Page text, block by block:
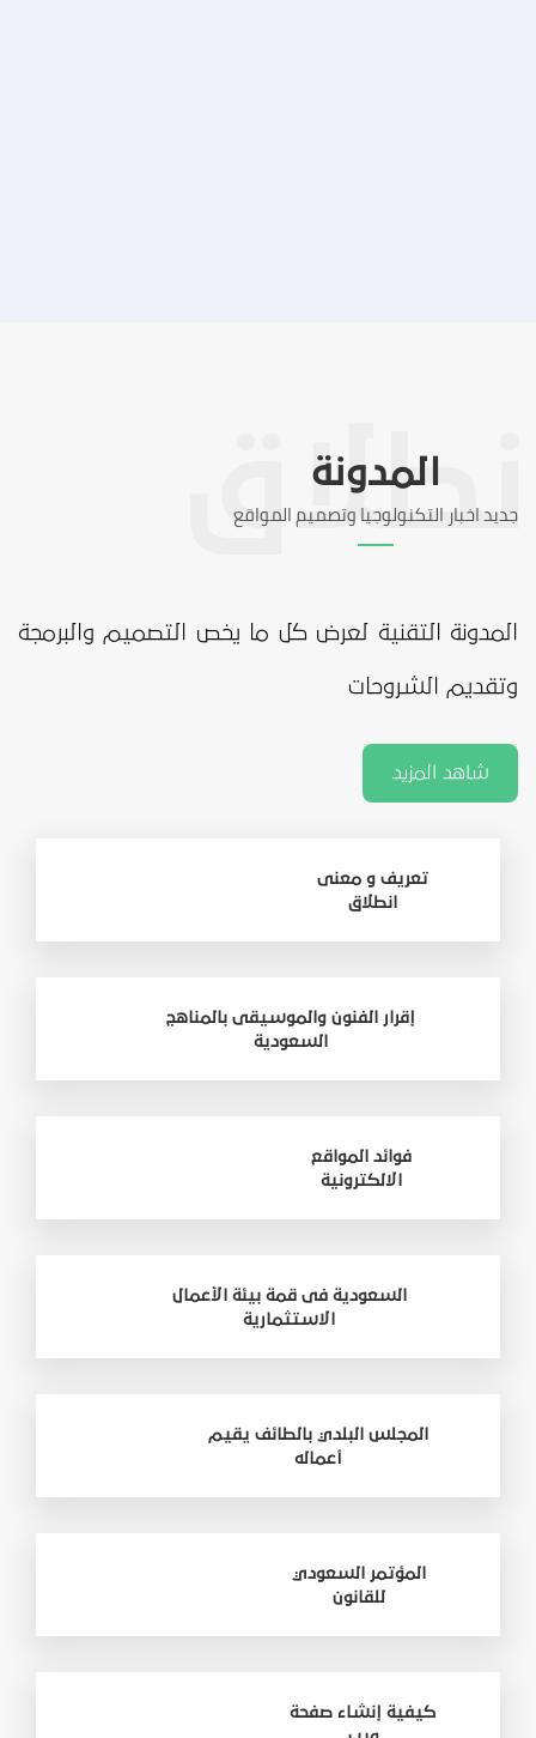
المدونة
جديد اخبار التكنولوجيا وتصميم المواقع
المدونة التقنية لعرض كل ما يخص التصميم والبرمجة
وتقديم الشروحات
شاهد المزيد
تعريف و معنى
انطلاق
إقرار الفنون والموسيقى بالمناهج
السعودية
فوائد المواقع
الالكترونية
السعودية فى قمة بيئة الأعمال
الاستثمارية
المجلس البلدي بالطائف يقيم
أعماله
المؤتمر السعودي
للقانون
كيفية إنشاء صفحة